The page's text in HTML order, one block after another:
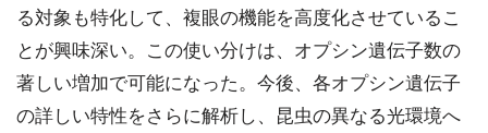
る対象も特化して、複眼の機能を高度化させているこ
とが興味深い。この使い分けは、オプシン遺伝子数の
著しい増加で可能になった。今後、各オプシン遺伝子
の詳しい特性をさらに解析し、昆虫の異なる光環境へ